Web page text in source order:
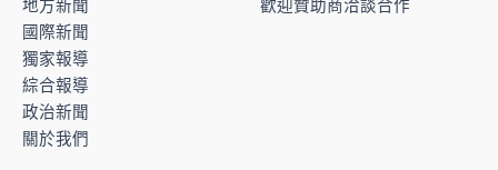
地方新聞
國際新聞
獨家報導
綜合報導
政治新聞
關於我們
歡迎贊助商洽談合作